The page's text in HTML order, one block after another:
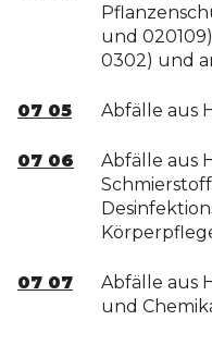
und
0302) und
07 05 Abfälle aus
07 06
Abfälle aus
07 07
Abfälle aus
und